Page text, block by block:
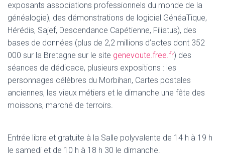
exposants associations professionnels du monde de la
généalogie), des démonstrations de logiciel GénéaTique,
Hérédis, Sajef, Descendance Capétienne, Filiatus), des
bases de données (plus de 2,2 millions d’actes dont 352
000 sur la Bretagne sur le site genevoute.free.fr) des
séances de dédicace, plusieurs expositions : les
personnages célèbres du Morbihan, Cartes postales
anciennes, les vieux métiers et le dimanche une fête des
moissons, marché de terroirs.
Entrée libre et gratuite à la Salle polyvalente de 14 h à 19 h
le samedi et de 10 h à 18 h 30 le dimanche.